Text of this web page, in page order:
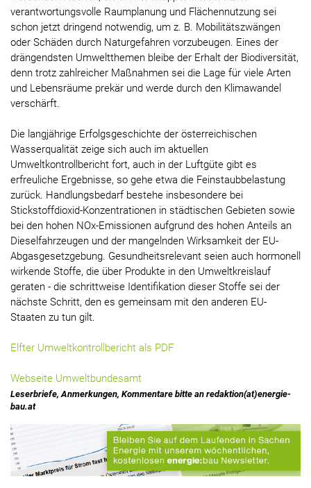
verantwortungsvolle Raumplanung und Flächennutzung sei
schon jetzt dringend notwendig, um z. B. Mobilitätszwängen
oder Schäden durch Naturgefahren vorzubeugen. Eines der
drängendsten Umweltthemen bleibe der Erhalt der Biodiversität,
denn trotz zahlreicher Maßnahmen sei die Lage für viele Arten
und Lebensräume prekär und werde durch den Klimawandel
verschärft.
Die langjährige Erfolgsgeschichte der österreichischen
Wasserqualität zeige sich auch im aktuellen
Umweltkontrollbericht fort, auch in der Luftgüte gibt es
erfreuliche Ergebnisse, so gehe etwa die Feinstaubbelastung
zurück. Handlungsbedarf bestehe insbesondere bei
Stickstoffdioxid-Konzentrationen in städtischen Gebieten sowie
bei den hohen NOx-Emissionen aufgrund des hohen Anteils an
Dieselfahrzeugen und der mangelnden Wirksamkeit der EU-
Abgasgesetzgebung. Gesundheitsrelevant seien auch hormonell
wirkende Stoffe, die über Produkte in den Umweltkreislauf
geraten - die schrittweise Identifikation dieser Stoffe sei der
nächste Schritt, den es gemeinsam mit den anderen EU-
Staaten zu tun gilt.
Elfter Umweltkontrollbericht als PDF
Webseite Umweltbundesamt
Leserbriefe, Anmerkungen, Kommentare bitte an redaktion(at)energie-
bau.at